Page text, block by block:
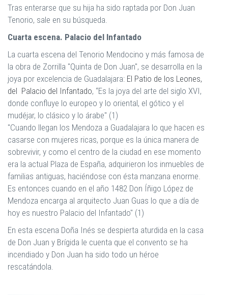
Tras enterarse que su hija ha sido raptada por Don Juan
Tenorio, sale en su búsqueda.
Cuarta escena. Palacio del Infantado
La cuarta escena del Tenorio Mendocino y más famosa de
la obra de Zorrilla "Quinta de Don Juan", se desarrolla en la
joya por excelencia de Guadalajara: El Patio de los Leones,
del Palacio del Infantado, “Es la joya del arte del siglo XVI,
donde confluye lo europeo y lo oriental, el gótico y el
mudéjar, lo clásico y lo árabe" (1)
"Cuando llegan los Mendoza a Guadalajara lo que hacen es
casarse con mujeres ricas, porque es la única manera de
sobrevivir, y como el centro de la ciudad en ese momento
era la actual Plaza de España, adquirieron los inmuebles de
familias antiguas, haciéndose con ésta manzana enorme.
Es entonces cuando en el año 1482 Don Íñigo López de
Mendoza encarga al arquitecto Juan Guas lo que a día de
hoy es nuestro Palacio del Infantado" (1)
En esta escena Doña Inés se despierta aturdida en la casa
de Don Juan y Brígida le cuenta que el convento se ha
incendiado y Don Juan ha sido todo un héroe
rescatándola.